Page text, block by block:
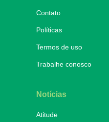
Contato
Políticas
Termos de uso
Trabalhe conosco
Notícias
Atitude